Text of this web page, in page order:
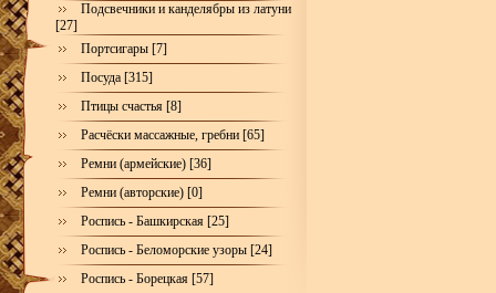
Подсвечники и канделябры из латуни
[27]
Портсигары [7]
Посуда [315]
Птицы счастья [8]
Расчёски массажные, гребни [65]
Ремни (армейские) [36]
Ремни (авторские) [0]
Роспись - Башкирская [25]
Роспись - Беломорские узоры [24]
Роспись - Борецкая [57]